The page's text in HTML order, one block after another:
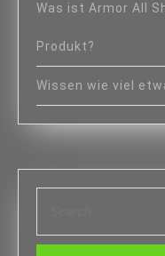
Was ist Armor All
Produkt?
Wissen wie viel